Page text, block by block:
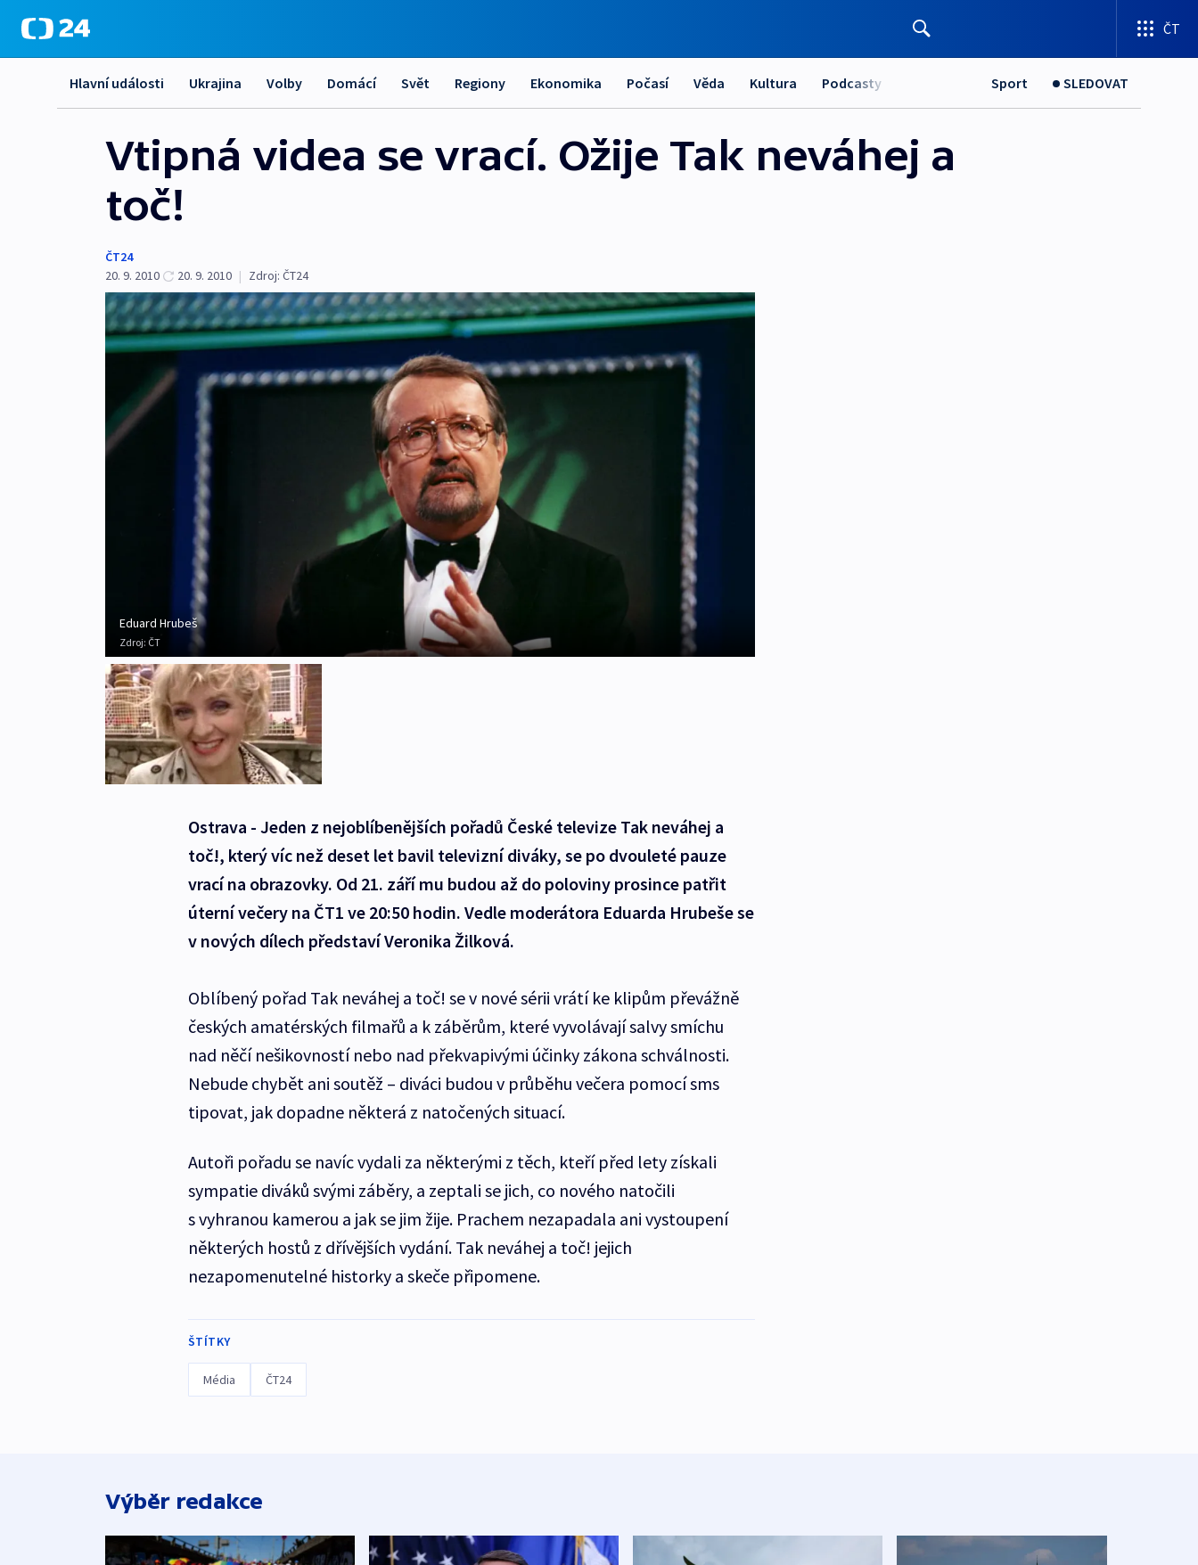
ČT
Hlavní události Ukrajina Volby Domácí Svět Regiony Ekonomika Počasí Věda Kultura Podcasty Sport SLEDOVAT
Vtipná videa se vrací. Ožije Tak neváhej a
toč!
ČT24
20. 9. 2010
20. 9. 2010 | Zdroj: ČT24
Eduard Hrubeš
Zdroj: ČT
Ostrava - Jeden z nejoblíbenějších pořadů České televize Tak neváhej a
toč!, který víc než deset let bavil televizní diváky, se po dvouleté pauze
vrací na obrazovky. Od 21. září mu budou až do poloviny prosince patřit
úterní večery na ČT1 ve 20:50 hodin. Vedle moderátora Eduarda Hrubeše se
v nových dílech představí Veronika Žilková.
Oblíbený pořad Tak neváhej a toč! se v nové sérii vrátí ke klipům převážně
českých amatérských filmařů a k záběrům, které vyvolávají salvy smíchu
nad něčí nešikovností nebo nad překvapivými účinky zákona schválnosti.
Nebude chybět ani soutěž – diváci budou v průběhu večera pomocí sms
tipovat, jak dopadne některá z natočených situací.
Autoři pořadu se navíc vydali za některými z těch, kteří před lety získali
sympatie diváků svými záběry, a zeptali se jich, co nového natočili
s vyhranou kamerou a jak se jim žije. Prachem nezapadala ani vystoupení
některých hostů z dřívějších vydání. Tak neváhej a toč! jejich
nezapomenutelné historky a skeče připomene.
ŠTÍTKY
Média ČT24
Výběr redakce